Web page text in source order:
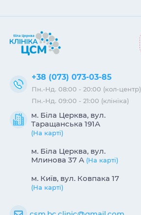
м. Біла Церква, вул.
Таращанська 191А
(На карті)
м. Біла Церква, вул.
Млинова 37 А (На карті)
м. Київ, вул. Ковпака 17
(На карті)
+38 (073) 073-03-85
Пн.-Нд. 08:00 - 20:00 (кол-центр)
Пн.-Нд. 09:00 - 21:00 (клініка)